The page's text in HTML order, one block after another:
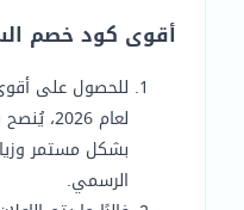
أقوى كود خصم
للحصول على
لعام
بشكل مستمر
الرسمي.